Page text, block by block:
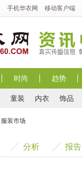
手机华衣网 移动客户端
时尚 趋势
童装 内衣 饰品
服装市场
分析 报告